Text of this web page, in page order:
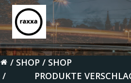
Inhalt
springen
SHOP
SHOP
PRODUKTE